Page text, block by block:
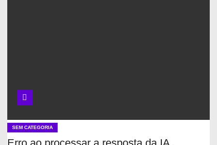
SEM CATEGORIA